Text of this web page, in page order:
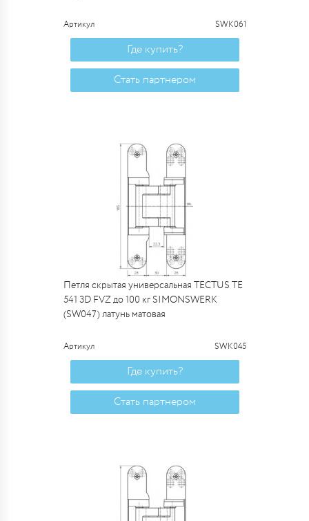
Артикул SWK061
Где купить?
Стать партнером
Петля скрытая универсальная TECTUS TE
541 3D FVZ до 100 кг SIMONSWERK
(SW047) латунь матовая
Артикул SWK045
Где купить?
Стать партнером